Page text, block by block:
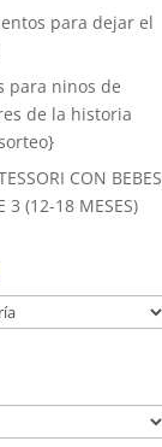
para dejar el
para ninos de
de la historia
CON BEBES
3 (12-18 MESES)